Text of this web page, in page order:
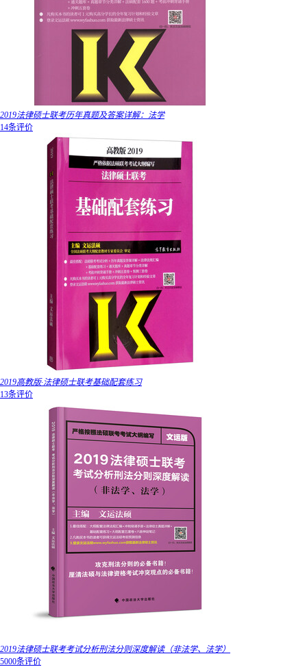
2019法律硕士联考历年真题及答案详解：法学
14条评价
2019高教版·法律硕士联考基础配套练习
13条评价
2019法律硕士联考考试分析刑法分则深度解读（非法学、法学）
5000条评价